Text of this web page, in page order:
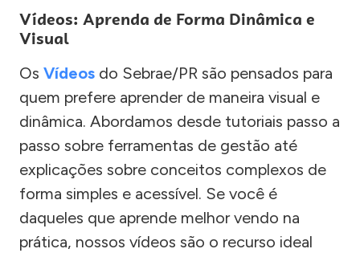
Vídeos: Aprenda de Forma Dinâmica e
Visual
Os Vídeos do Sebrae/PR são pensados para
quem prefere aprender de maneira visual e
dinâmica. Abordamos desde tutoriais passo a
passo sobre ferramentas de gestão até
explicações sobre conceitos complexos de
forma simples e acessível. Se você é
daqueles que aprende melhor vendo na
prática, nossos vídeos são o recurso ideal